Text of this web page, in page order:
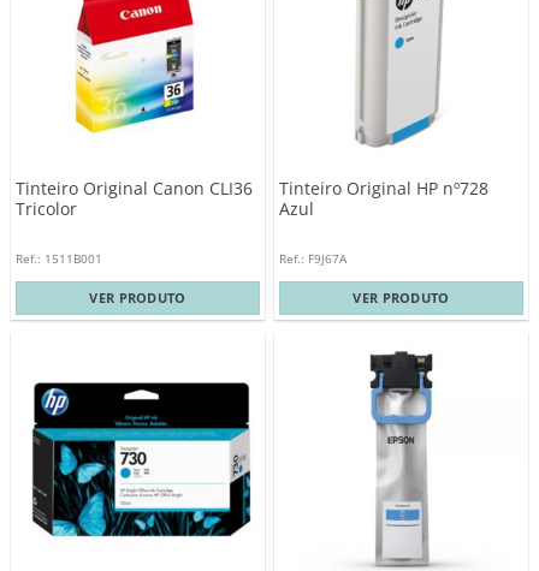
Tinteiro Original Canon CLI36
Tricolor
Ref.: 1511B001
VER PRODUTO
Tinteiro Original HP nº728
Azul
Ref.: F9J67A
VER PRODUTO